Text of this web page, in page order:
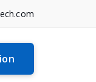
Iso 9001